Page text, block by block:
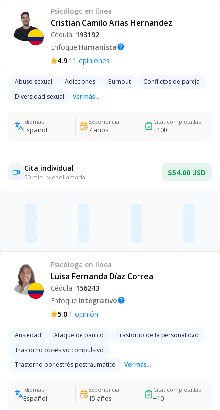
Psicólogo en línea
Cristian Camilo Arias Hernandez
Cédula: 193192
Enfoque:Humanistahelp
4.9·11 opiniones
Abuso sexual Adicciones Burnout
Conflictos de pareja
Diversidad sexual
Ver más...
Idiomas
Español
Experiencia
7años
Citas completadas
+100
Cita individual
50 min · videollamada
$54.00 USD
Psicóloga en línea
Luisa Fernanda Díaz Correa
Cédula: 156243
Enfoque:Integrativohelp
5.0·1 opinión
Ansiedad Ataque de pánico
Trastorno de la personalidad
Trastorno obsesivo compulsivo
Trastorno por estrés postraumático
Ver más...
Idiomas
Español
Experiencia
15 años
Citas completadas
+10